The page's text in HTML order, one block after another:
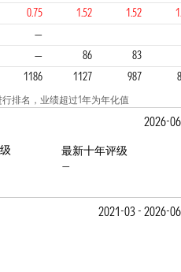
0.75 1.52 1.52
—
4 4 4
— 86
83
1186 1127 987
行排名，业绩超过1年为年化值
2026-06
最新十年评级
—
2021-03 - 2026-06